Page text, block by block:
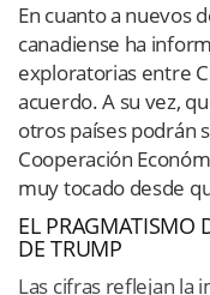
En cuanto a nuevos
canadiense ha
exploratorias entre
acuerdo. A su vez,
otros países podrán
Cooperación
muy tocado desde
EL PRAGMATISMO
DE TRUMP
Las cifras reflejan la